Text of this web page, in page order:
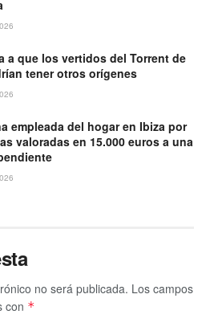
a que los vertidos del Torrent de
tener otros orígenes
empleada del hogar en Ibiza por
valoradas en 15.000 euros a una
no será publicada. Los campos
con *